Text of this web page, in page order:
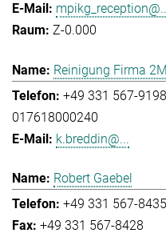
Z-0.000
Reinigung Firma
+49 331 567-9198
017618000240
k.breddin@...
Robert Gaebel
+49 331 567-8435
+49 331 567-8428